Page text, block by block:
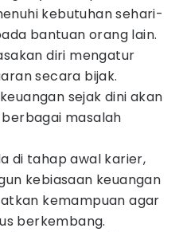
kebutuhan sehari-
bantuan orang lain.
diri mengatur
secara bijak.
sejak dini akan
masalah
di tahap awal karier,
kebiasaan keuangan
kemampuan agar
berkembang.